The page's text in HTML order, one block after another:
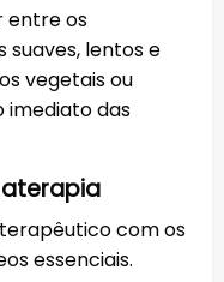
entre os
suaves, lentos e
vegetais ou
imediato das
com os
essenciais.